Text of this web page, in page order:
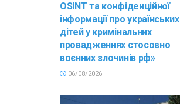
OSINT та конфіденційної
інформації про українських
дітей у кримінальних
провадженнях стосовно
воєнних злочинів рф»
06/08/2026